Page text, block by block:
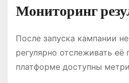
Мониторинг
После запуска кампании
регулярно отслеживать её
платформе доступны